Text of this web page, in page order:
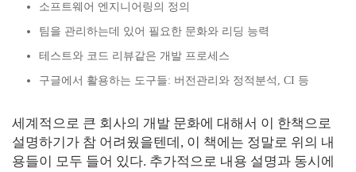
소프트웨어 엔지니어링의 정의
팀을 관리하는데 있어 필요한 문화와 리딩 능력
테스트와 코드 리뷰같은 개발 프로세스
구글에서 활용하는 도구들: 버전관리와 정적분석, CI 등
세계적으로 큰 회사의 개발 문화에 대해서 이 한책으로
설명하기가 참 어려웠을텐데, 이 책에는 정말로 위의 내
용들이 모두 들어 있다. 추가적으로 내용 설명과 동시에